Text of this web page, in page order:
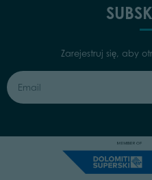
Zarejestruj się, aby